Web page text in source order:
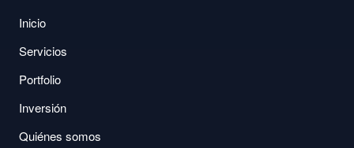
Inicio
Servicios
Portfolio
Inversión
Quiénes somos